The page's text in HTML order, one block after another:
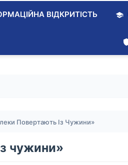
ВІДКРИТІСТЬ
Повертають Із Чужини»
чужини»